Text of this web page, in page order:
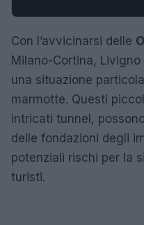
Con l’avvicinarsi delle
Milano-Cortina,
una situazione
marmotte. Questi
intricati tunnel,
delle fondazioni degli
potenziali rischi per la
turisti.